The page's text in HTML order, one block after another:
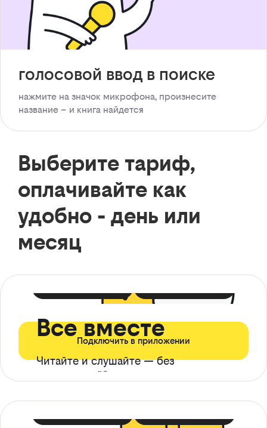
голосовой ввод в поиске
нажмите на значок микрофона, произнесите
название – и книга найдется
Выберите тариф,
оплачивайте как
удобно - день или
месяц
Все вместе
Читайте и слушайте — без
ограничений*
Подключить в приложении